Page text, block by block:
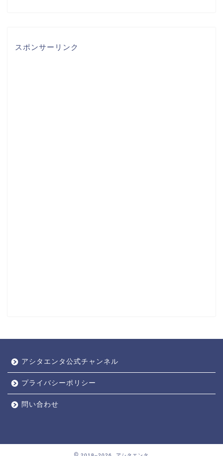
スポンサーリンク
アシタエンタ公式チャンネル
プライバシーポリシー
問い合わせ